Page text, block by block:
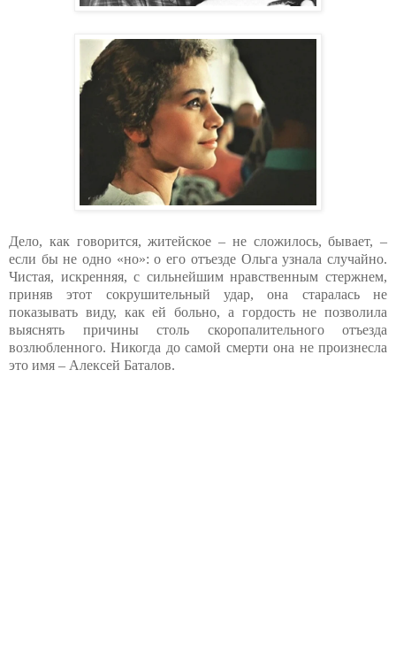
Дело, как говорится, житейское – не сложилось, бывает, –
если бы не одно «но»: о его отъезде Ольга узнала случайно.
Чистая, искренняя, с сильнейшим нравственным стержнем,
приняв этот сокрушительный удар, она старалась не
показывать виду, как ей больно, а гордость не позволила
выяснять причины столь скоропалительного отъезда
возлюбленного. Никогда до самой смерти она не произнесла
это имя – Алексей Баталов.